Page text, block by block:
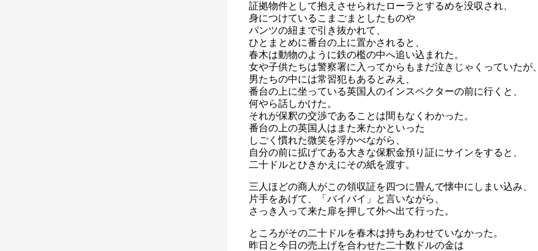
証拠物件として抱えさせられたローラとするめを没収され、
身につけているこまごまとしたものや
パンツの紐まで引き抜かれて、
ひとまとめに番台の上に置かされると、
春木は動物のように鉄の檻の中へ追い込まれた。
女や子供たちは警察署に入ってからもまだ泣きじゃくっていたが、
男たちの中には常習犯もあるとみえ、
番台の上に坐っている英国人のインスペクターの前に行くと、
何やら話しかけた。
それが保釈の交渉であることは間もなくわかった。
番台の上の英国人はまた来たかといった
しごく慣れた微笑を浮かべながら、
自分の前に拡げてある大きな保釈金預り証にサインをすると、
二十ドルとひきかえにその紙を渡す。
三人ほどの商人がこの領収証を四つに畳んで懐中にしまい込み、
片手をあげて、「バイバイ」と言いながら、
さっき入って来た扉を押して外へ出て行った。
ところがその二十ドルを春木は持ちあわせていなかった。
昨日と今日の売上げを合わせた二十数ドルの金は